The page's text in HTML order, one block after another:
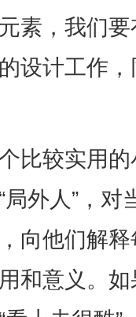
素，我们
设计工作
比较实用
局外人”，
向他们解
和意义。